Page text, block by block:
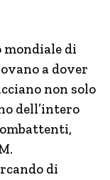
mondiale di
a dover
non solo
dell’intero
di